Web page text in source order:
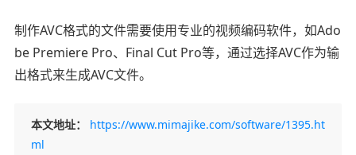
制作AVC格式的文件需要使用专业的视频编码软件，如Ado
be Premiere Pro、Final Cut Pro等，通过选择AVC作为输
出格式来生成AVC文件。
本文地址：
https://www.mimajike.com/software/1395.ht
ml